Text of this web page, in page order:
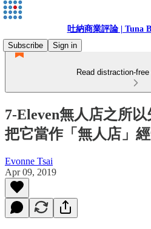
吐納商業評論 | Tuna
Subscribe
Sign in
Read distraction-
7-Eleven無人店之所
把它當作「無人店」
Evonne Tsai
Apr 09, 2019